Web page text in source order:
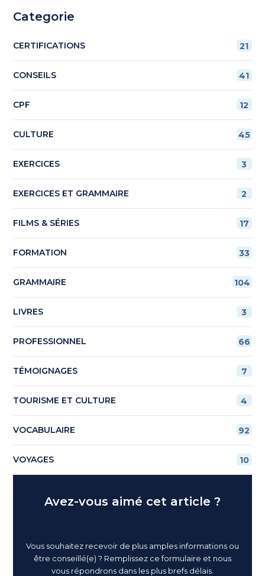
Categorie
CERTIFICATIONS 21
CONSEILS 41
CPF 12
CULTURE 45
EXERCICES 3
EXERCICES ET GRAMMAIRE 2
FILMS & SÉRIES 17
FORMATION 33
GRAMMAIRE 104
LIVRES 3
PROFESSIONNEL 66
TÉMOIGNAGES 7
TOURISME ET CULTURE 4
VOCABULAIRE 92
VOYAGES 10
Avez-vous aimé cet article ?
Vous souhaitez recevoir de plus amples informations ou
être conseillé(e) ? Remplissez ce formulaire et nous
vous répondrons dans les plus brefs délais.